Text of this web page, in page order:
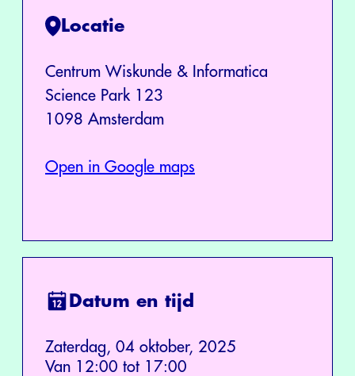
Locatie
Centrum Wiskunde & Informatica
Science Park 123
1098 Amsterdam
Open in Google maps
Datum en tijd
Zaterdag, 04 oktober, 2025
Van 12:00 tot 17:00